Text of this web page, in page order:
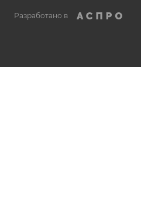
Разработано в